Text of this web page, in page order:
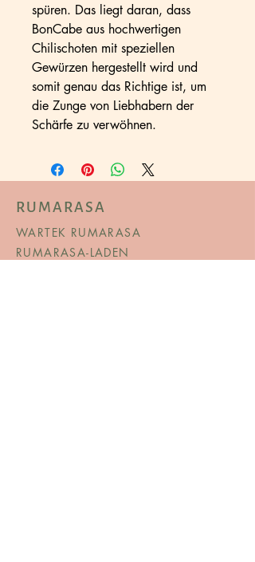
spüren. Das liegt daran, dass
BonCabe aus hochwertigen
Chilischoten mit speziellen
Gewürzen hergestellt wird und
somit genau das Richtige ist, um
die Zunge von Liebhabern der
Schärfe zu verwöhnen.
RUMARASA
WARTEK RUMARASA
RUMARASA-LADEN